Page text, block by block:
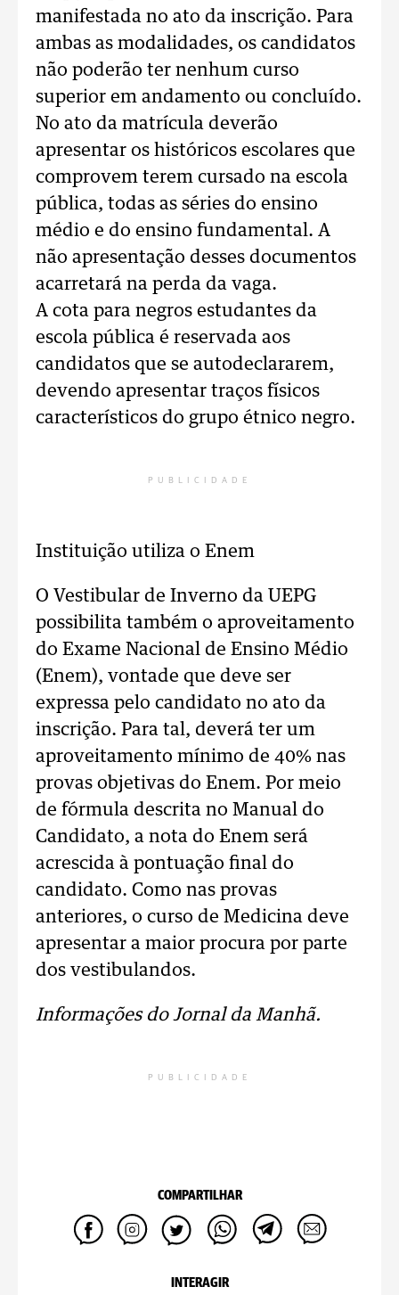
manifestada no ato da inscrição. Para
ambas as modalidades, os candidatos
não poderão ter nenhum curso
superior em andamento ou concluído.
No ato da matrícula deverão
apresentar os históricos escolares que
comprovem terem cursado na escola
pública, todas as séries do ensino
médio e do ensino fundamental. A
não apresentação desses documentos
acarretará na perda da vaga.
A cota para negros estudantes da
escola pública é reservada aos
candidatos que se autodeclararem,
devendo apresentar traços físicos
característicos do grupo étnico negro.
PUBLICIDADE
Instituição utiliza o Enem
O Vestibular de Inverno da UEPG
possibilita também o aproveitamento
do Exame Nacional de Ensino Médio
(Enem), vontade que deve ser
expressa pelo candidato no ato da
inscrição. Para tal, deverá ter um
aproveitamento mínimo de 40% nas
provas objetivas do Enem. Por meio
de fórmula descrita no Manual do
Candidato, a nota do Enem será
acrescida à pontuação final do
candidato. Como nas provas
anteriores, o curso de Medicina deve
apresentar a maior procura por parte
dos vestibulandos.
Informações do Jornal da Manhã.
PUBLICIDADE
COMPARTILHAR
INTERAGIR